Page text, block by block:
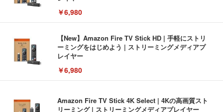
￥6,980
【New】Amazon Fire TV Stick HD | 手軽にストリ
ーミングをはじめよう | ストリーミングメディアプ
レイヤー
￥6,980
Amazon Fire TV Stick 4K Select | 4Kの高画質スト
リーミング | ストリーミングメディアプレイヤー